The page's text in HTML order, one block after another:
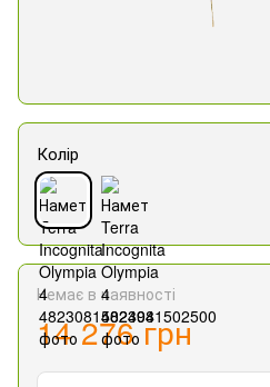
Колір
Немає в наявності
14 276 грн